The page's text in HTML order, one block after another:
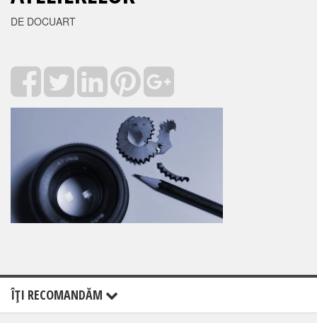
DE DOCUART
ÎŢI RECOMANDĂM